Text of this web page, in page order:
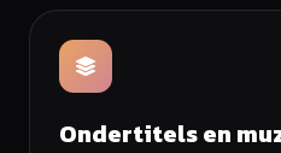
Ondertitels en